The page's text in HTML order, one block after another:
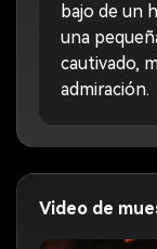
bajo de un
una
cautivado,
admiración.
Video de